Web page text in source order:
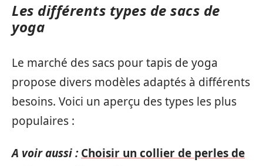
Les différents types de sacs de
yoga
Le marché des sacs pour tapis de yoga
propose divers modèles adaptés à différents
besoins. Voici un aperçu des types les plus
populaires :
A voir aussi : Choisir un collier de perles de